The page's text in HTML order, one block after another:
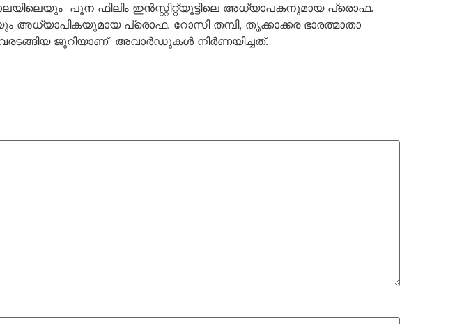
പൂന ഫിലിം ഇന്‍സ്റ്റിറ്റ്യൂട്ടിലെ അധ്യാപകനുമായ പ്രൊഫ.
പ്രൊഫ. റോസി തമ്പി, തൃക്കാക്കര ഭാരത്മാതാ
ജൂറിയാണ് അവാര്‍ഡുകള്‍ നിര്‍ണയിച്ചത്.